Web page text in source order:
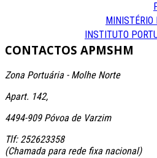
MINISTÉRIO
INSTITUTO
CONTACTOS APMSHM
Zona Portuária - Molhe Norte
Apart. 142,
4494-909 Póvoa de Varzim
Tlf: 252623358
(Chamada para rede fixa nacional)